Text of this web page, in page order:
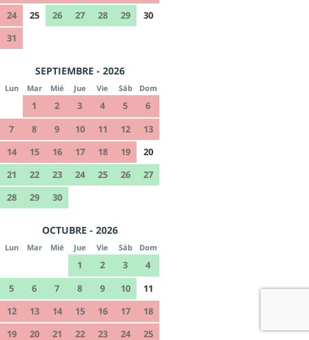
24
25 26 27 28 29
30
31
SEPTIEMBRE - 2026
Lun Mar Mié Jue Vie Sáb Dom
1 2 3 4 5
6
7
8 9 10 11 12
13
14
15 16 17 18 19
20
21
22 23 24 25 26
27
28
29 30
OCTUBRE - 2026
Lun Mar Mié Jue Vie Sáb Dom
1 2 3
4
5
6 7 8 9 10
11
12
13 14 15 16 17
18
19
20 21 22 23 24 25